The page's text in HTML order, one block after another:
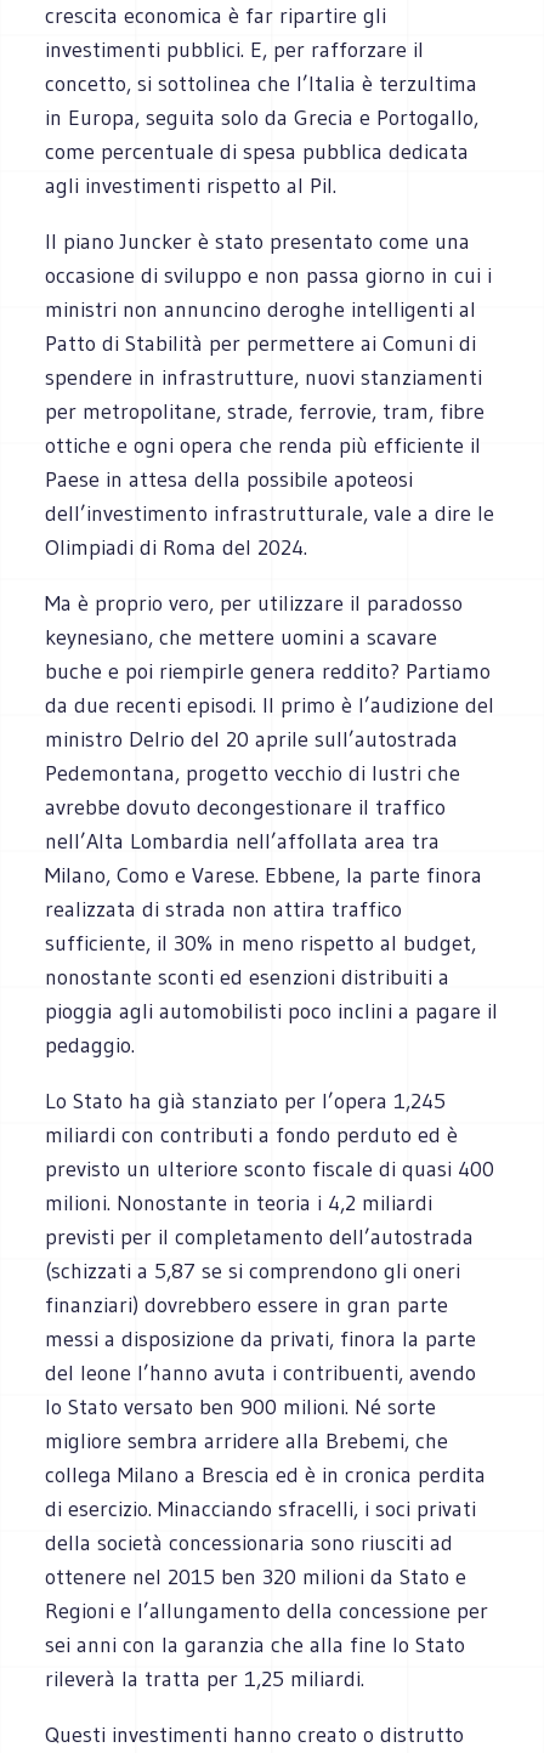
crescita economica è far ripartire gli
investimenti pubblici. E, per rafforzare il
concetto, si sottolinea che l’Italia è terzultima
in Europa, seguita solo da Grecia e Portogallo,
come percentuale di spesa pubblica dedicata
agli investimenti rispetto al Pil.
Il piano Juncker è stato presentato come una
occasione di sviluppo e non passa giorno in cui i
ministri non annuncino deroghe intelligenti al
Patto di Stabilità per permettere ai Comuni di
spendere in infrastrutture, nuovi stanziamenti
per metropolitane, strade, ferrovie, tram, fibre
ottiche e ogni opera che renda più efficiente il
Paese in attesa della possibile apoteosi
dell’investimento infrastrutturale, vale a dire le
Olimpiadi di Roma del 2024.
Ma è proprio vero, per utilizzare il paradosso
keynesiano, che mettere uomini a scavare
buche e poi riempirle genera reddito? Partiamo
da due recenti episodi. Il primo è l’audizione del
ministro Delrio del 20 aprile sull’autostrada
Pedemontana, progetto vecchio di lustri che
avrebbe dovuto decongestionare il traffico
nell’Alta Lombardia nell’affollata area tra
Milano, Como e Varese. Ebbene, la parte finora
realizzata di strada non attira traffico
sufficiente, il 30% in meno rispetto al budget,
nonostante sconti ed esenzioni distribuiti a
pioggia agli automobilisti poco inclini a pagare il
pedaggio.
Lo Stato ha già stanziato per l’opera 1,245
miliardi con contributi a fondo perduto ed è
previsto un ulteriore sconto fiscale di quasi 400
milioni. Nonostante in teoria i 4,2 miliardi
previsti per il completamento dell’autostrada
(schizzati a 5,87 se si comprendono gli oneri
finanziari) dovrebbero essere in gran parte
messi a disposizione da privati, finora la parte
del leone l’hanno avuta i contribuenti, avendo
lo Stato versato ben 900 milioni. Né sorte
migliore sembra arridere alla Brebemi, che
collega Milano a Brescia ed è in cronica perdita
di esercizio. Minacciando sfracelli, i soci privati
della società concessionaria sono riusciti ad
ottenere nel 2015 ben 320 milioni da Stato e
Regioni e l’allungamento della concessione per
sei anni con la garanzia che alla fine lo Stato
rileverà la tratta per 1,25 miliardi.
Questi investimenti hanno creato o distrutto